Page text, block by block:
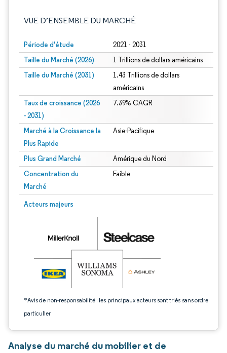
VUE D’ENSEMBLE DU MARCHÉ
Période d'étude 2021 - 2031
Taille du Marché (2026) 1 Trillions de dollars américains
Taille du Marché (2031)
1.43 Trillions de dollars
américains
Taux de croissance (2026
- 2031)
7.39% CAGR
Marché à la Croissance la
Plus Rapide
Asie-Pacifique
Plus Grand Marché Amérique du Nord
Concentration du
Marché
Faible
Acteurs majeurs
*Avis de non-responsabilité : les principaux acteurs sont triés sans ordre
particulier
Image © Mordor Intelligence. La réutilisation nécessite une attribution sous CC
Analyse du marché du mobilier et de